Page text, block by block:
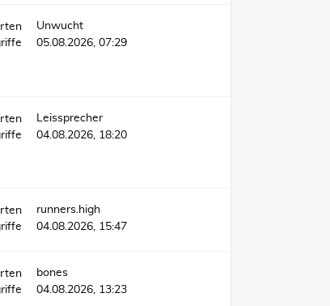
Unwucht
05.08.2026, 07:29
Leissprecher
04.08.2026, 18:20
runners.high
04.08.2026, 15:47
bones
04.08.2026, 13:23